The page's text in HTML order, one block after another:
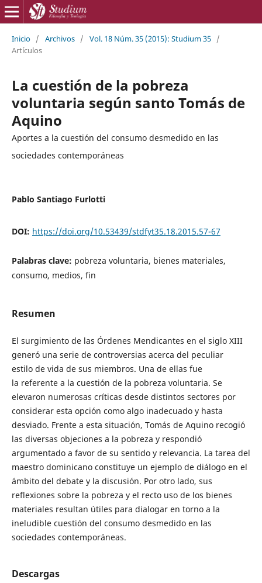
Inicio / Archivos / Vol. 18 Núm. 35 (2015): Studium 35 /
Artículos
La cuestión de la pobreza
voluntaria según santo Tomás de
Aquino
Aportes a la cuestión del consumo desmedido en las
sociedades contemporáneas
Pablo Santiago Furlotti
DOI: https://doi.org/10.53439/stdfyt35.18.2015.57-67
Palabras clave: pobreza voluntaria, bienes materiales,
consumo, medios, fin
Resumen
El surgimiento de las Órdenes Mendicantes en el siglo XIII
generó una serie de controversias acerca del peculiar
estilo de vida de sus miembros. Una de ellas fue
la referente a la cuestión de la pobreza voluntaria. Se
elevaron numerosas críticas desde distintos sectores por
considerar esta opción como algo inadecuado y hasta
desviado. Frente a esta situación, Tomás de Aquino recogió
las diversas objeciones a la pobreza y respondió
argumentado a favor de su sentido y relevancia. La tarea del
maestro dominicano constituye un ejemplo de diálogo en el
ámbito del debate y la discusión. Por otro lado, sus
reflexiones sobre la pobreza y el recto uso de los bienes
materiales resultan útiles para dialogar en torno a la
ineludible cuestión del consumo desmedido en las
sociedades contemporáneas.
Descargas